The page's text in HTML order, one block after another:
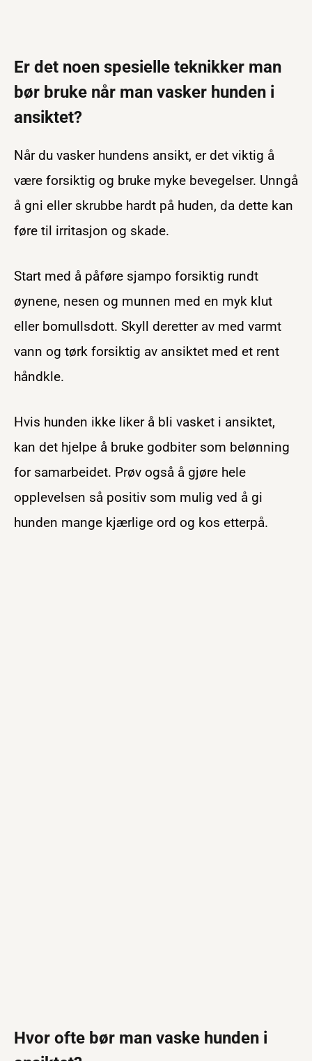
Er det noen spesielle teknikker man
bør bruke når man vasker hunden i
ansiktet?
Når du vasker hundens ansikt, er det viktig å
være forsiktig og bruke myke bevegelser. Unngå
å gni eller skrubbe hardt på huden, da dette kan
føre til irritasjon og skade.
Start med å påføre sjampo forsiktig rundt
øynene, nesen og munnen med en myk klut
eller bomullsdott. Skyll deretter av med varmt
vann og tørk forsiktig av ansiktet med et rent
håndkle.
Hvis hunden ikke liker å bli vasket i ansiktet,
kan det hjelpe å bruke godbiter som belønning
for samarbeidet. Prøv også å gjøre hele
opplevelsen så positiv som mulig ved å gi
hunden mange kjærlige ord og kos etterpå.
Hvor ofte bør man vaske hunden i